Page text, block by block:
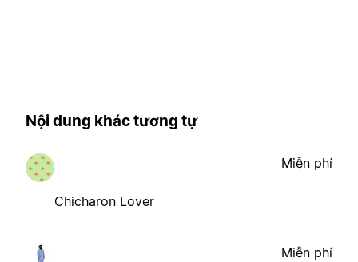
Nội dung khác tương tự
Chicharon Lover
Miễn phí
Miễn phí